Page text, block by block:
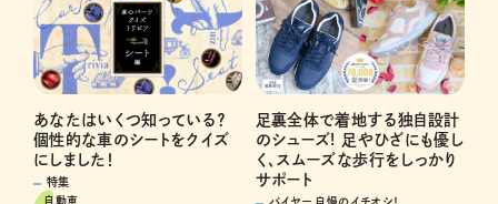
あなたはいくつ知っている？
個性的な車のシートをクイズ
にしました！
特集
自動車
足裏全体で着地する独自設計
のシューズ! 足やひざにも優し
く、スムーズな歩行をしっかり
サポート
バイヤー 自慢のイチオシ！